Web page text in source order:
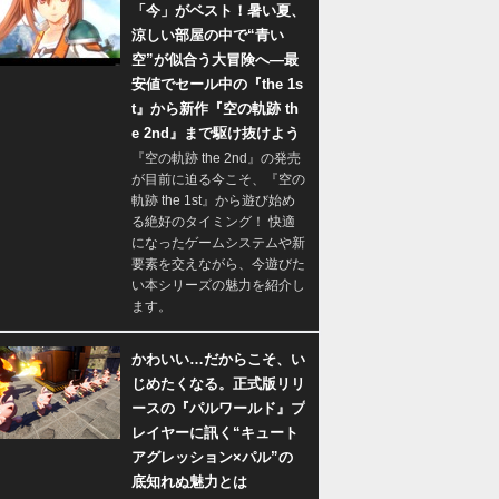
「今」がベスト！暑い夏、
涼しい部屋の中で“青い
空”が似合う大冒険へ―最
安値でセール中の『the 1s
t』から新作『空の軌跡 th
e 2nd』まで駆け抜けよう
『空の軌跡 the 2nd』の発売
が目前に迫る今こそ、『空の
軌跡 the 1st』から遊び始め
る絶好のタイミング！ 快適
になったゲームシステムや新
要素を交えながら、今遊びた
い本シリーズの魅力を紹介し
ます。
かわいい…だからこそ、い
じめたくなる。正式版リリ
ースの『パルワールド』プ
レイヤーに訊く“キュート
アグレッション×パル”の
底知れぬ魅力とは